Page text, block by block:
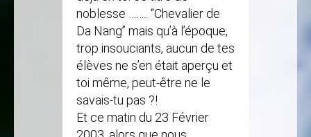
noblesse …….. “Chevalier de
Da Nang” mais qu’à l’époque,
trop insouciants, aucun de tes
élèves ne s’en était aperçu et
toi même, peut-être ne le
savais-tu pas ?!
Et ce matin du 23 Février